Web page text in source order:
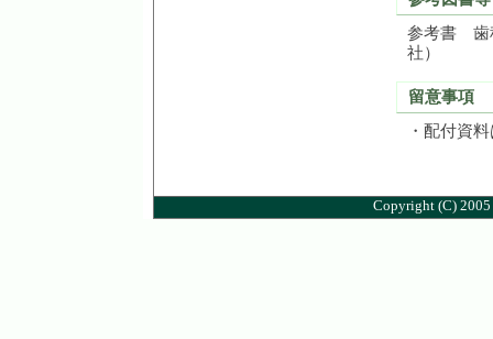
参考書 歯
社）
留意事項
・配付資
Copyright (C)